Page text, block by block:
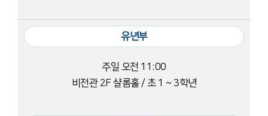
유년부
주일 오전 11:00
비전관 2F 샬롬홀 / 초 1 ~ 3학년